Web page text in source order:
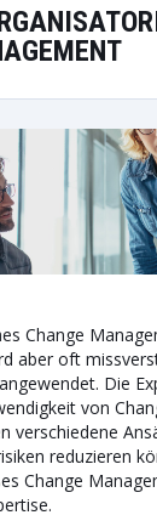
Change
aber oft
Die
von
verschiedene
reduzieren
Change